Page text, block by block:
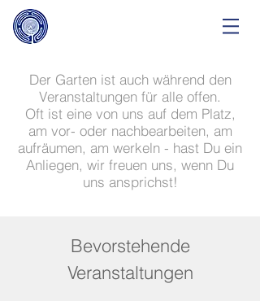
Der Garten ist auch während den
Veranstaltungen für alle offen.
Oft ist eine von uns auf dem Platz,
am vor- oder nachbearbeiten, am
aufräumen, am werkeln - hast Du ein
Anliegen, wir freuen uns, wenn Du
uns ansprichst!
Bevorstehende
Veranstaltungen